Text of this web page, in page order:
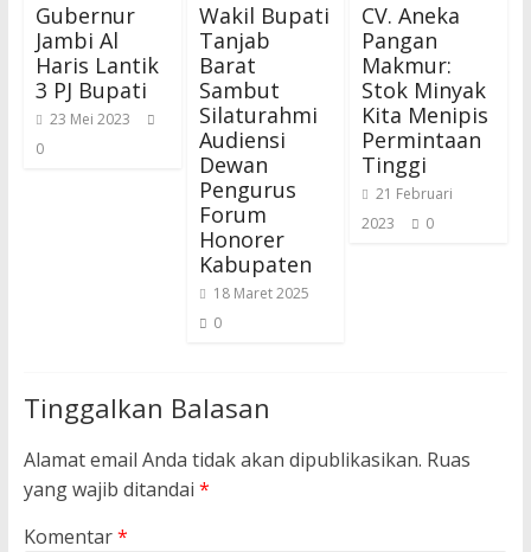
Gubernur
Jambi Al
Haris Lantik
3 PJ Bupati
23 Mei 2023
0
Wakil Bupati
Tanjab
Barat
Sambut
Silaturahmi
Audiensi
Dewan
Pengurus
Forum
Honorer
Kabupaten
18 Maret 2025
0
CV. Aneka
Pangan
Makmur:
Stok Minyak
Kita Menipis
Permintaan
Tinggi
21 Februari
2023
0
Tinggalkan Balasan
Alamat email Anda tidak akan dipublikasikan. Ruas
yang wajib ditandai *
Komentar*